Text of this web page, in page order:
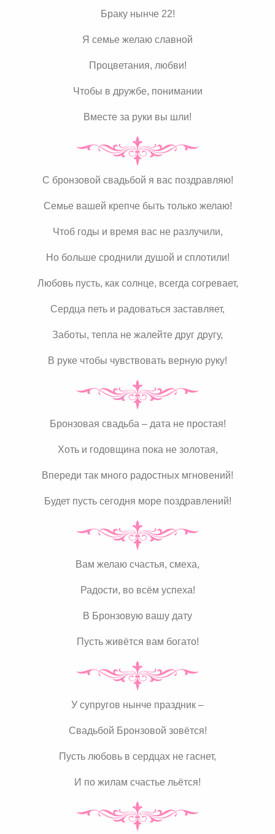
Браку нынче 22!
Я семье желаю славной
Процветания, любви!
Чтобы в дружбе, понимании
Вместе за руки вы шли!
С бронзовой свадьбой я вас поздравляю!
Семье вашей крепче быть только желаю!
Чтоб годы и время вас не разлучили,
Но больше сроднили душой и сплотили!
Любовь пусть, как солнце, всегда согревает,
Сердца петь и радоваться заставляет,
Заботы, тепла не жалейте друг другу,
В руке чтобы чувствовать верную руку!
Бронзовая свадьба – дата не простая!
Хоть и годовщина пока не золотая,
Впереди так много радостных мгновений!
Будет пусть сегодня море поздравлений!
Вам желаю счастья, смеха,
Радости, во всём успеха!
В Бронзовую вашу дату
Пусть живётся вам богато!
У супругов нынче праздник –
Свадьбой Бронзовой зовётся!
Пусть любовь в сердцах не гаснет,
И по жилам счастье льётся!